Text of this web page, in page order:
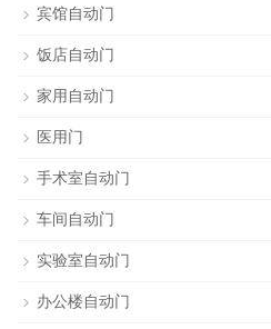
宾馆自动门
饭店自动门
家用自动门
医用门
手术室自动门
车间自动门
实验室自动门
办公楼自动门